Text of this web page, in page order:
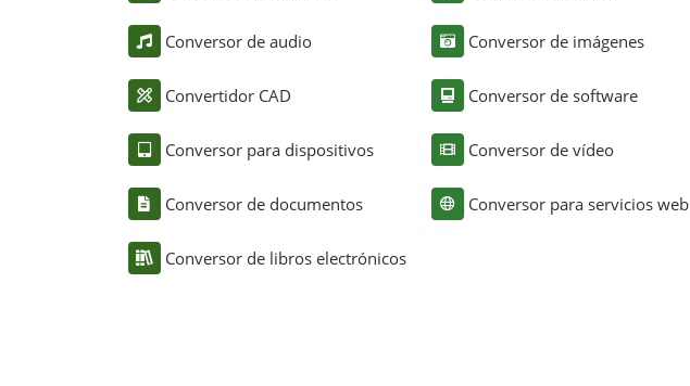
Conversor de audio
Convertidor CAD
Conversor para dispositivos
Conversor de documentos
Conversor de libros electrónicos
Conversor de imágenes
Conversor de software
Conversor de vídeo
Conversor para servicios web